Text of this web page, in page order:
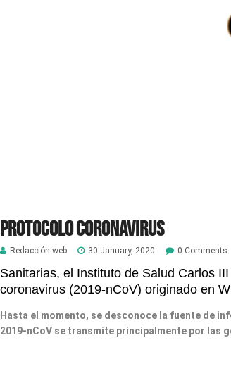
Protocolo Coronavirus
Redacción web 30 January, 2020 0 Comments
Sanitarias, el Instituto de Salud Carlos
coronavirus (2019-nCoV) originado en
Hasta el momento, se desconoce la fuente de
2019-nCoV se transmite principalmente por las